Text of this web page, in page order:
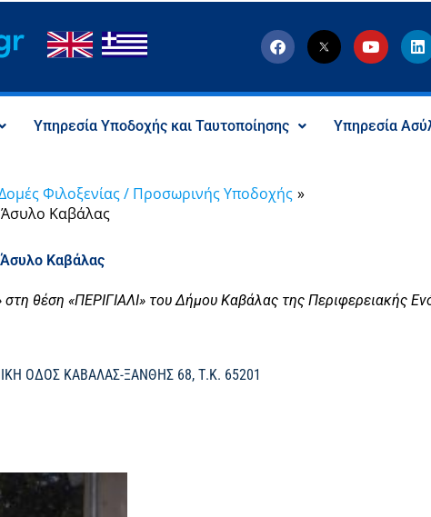
F
a
c
b
o
T
w
i
t
c
o
Y
o
u
u
e
L
i
n
e
d
i
Υπηρεσία Υποδοχής και Ταυτοποίησης Υπηρεσία
Φιλοξενίας / Προσωρινής Υποδοχής
Άσυλο Καβάλας
Καβάλας
θέση «ΠΕΡΙΓΙΑΛΙ» του Δήμου Καβάλας της Περιφερειακής
ΟΔΟΣ ΚΑΒΑΛΑΣ-ΞΑΝΘΗΣ 68, Τ.Κ. 65201